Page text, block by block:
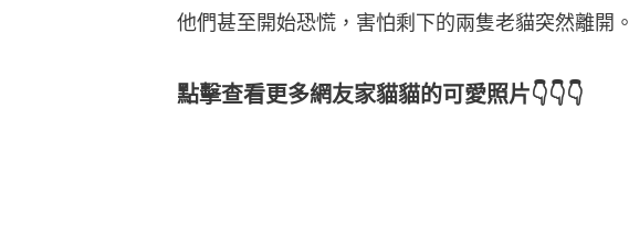
他們甚至開始恐慌，害怕剩下的兩隻老貓突然離開。
點擊查看更多網友家貓貓的可愛照片👇👇👇